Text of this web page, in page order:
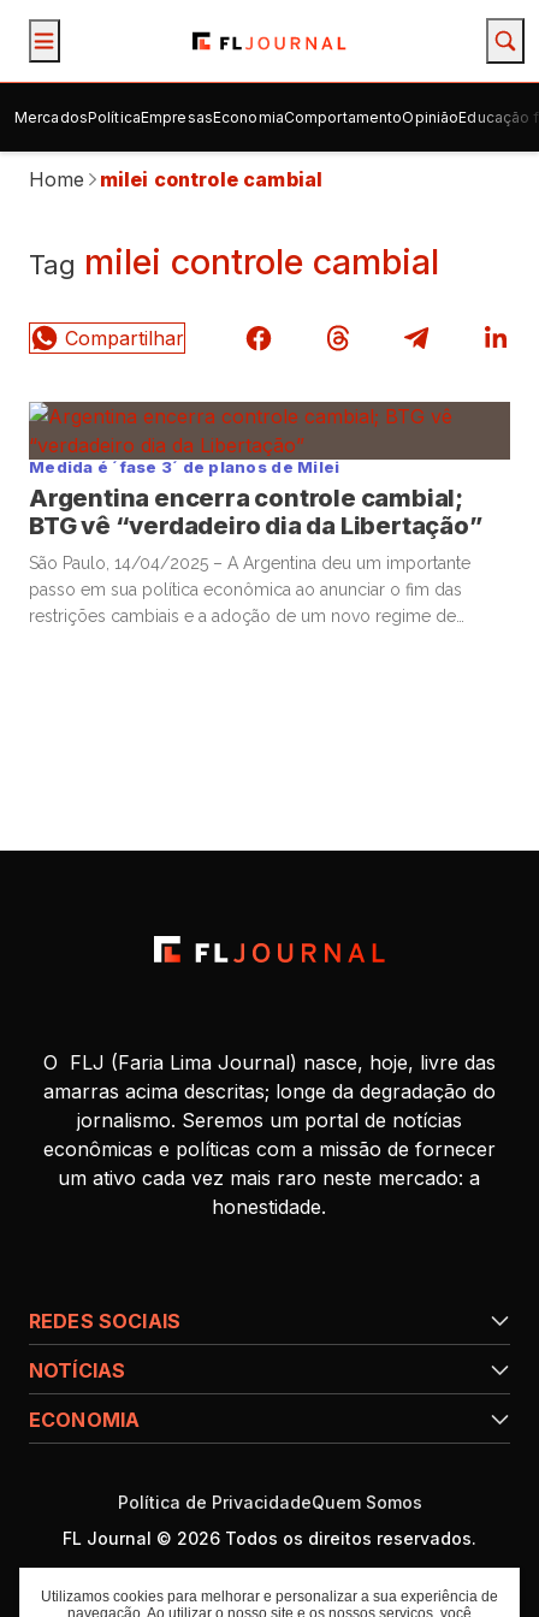
MercadosPolíticaEmpresasEconomiaComportamentoOpiniãoEducação
Home milei controle cambial
Tag milei controle cambial
Medida é ´fase 3´ de planos de Milei
Argentina encerra controle cambial;
BTG vê “verdadeiro dia da Libertação”
São Paulo, 14/04/2025 – A Argentina deu um importante
passo em sua política econômica ao anunciar o fim das
restrições cambiais e a adoção de um novo regime de
O FLJ (Faria Lima Journal) nasce, hoje, livre das
amarras acima descritas; longe da degradação do
jornalismo. Seremos um portal de notícias
econômicas e políticas com a missão de fornecer
um ativo cada vez mais raro neste mercado: a
honestidade.
REDES SOCIAIS
NOTÍCIAS
ECONOMIA
FL Journal © 2026 Todos os direitos reservados.
Política de PrivacidadeQuem Somos
Utilizamos cookies para melhorar e personalizar a sua experiência de
navegação. Ao utilizar o nosso site e os nossos serviços, você